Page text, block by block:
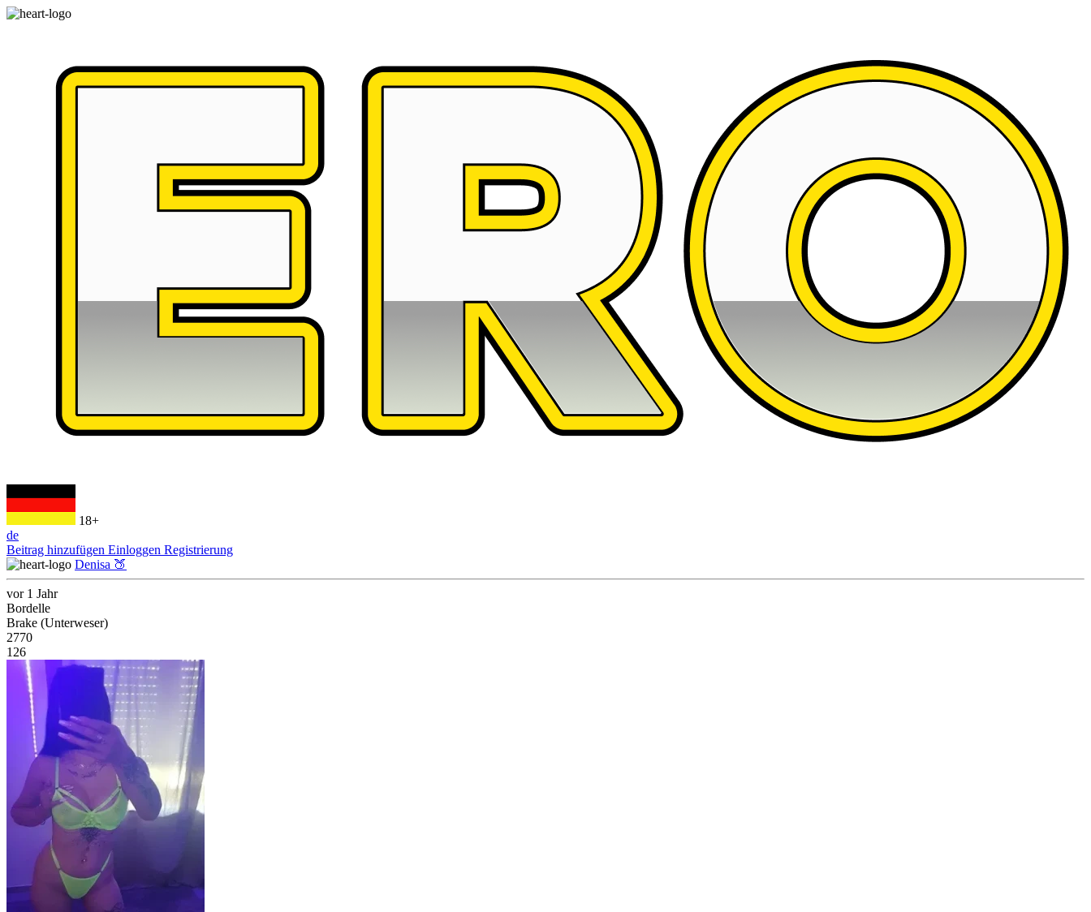
18+
de
Beitrag hinzufügen Einloggen Registrierung
Denisa 🍑
vor 1 Jahr
Bordelle
Brake (Unterweser)
2770
126